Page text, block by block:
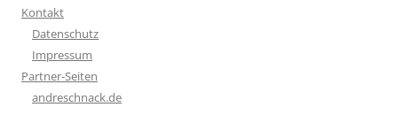
Kontakt
Datenschutz
Impressum
Partner-Seiten
andreschnack.de